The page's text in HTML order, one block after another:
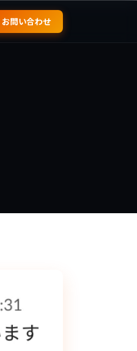
お問い合わせ